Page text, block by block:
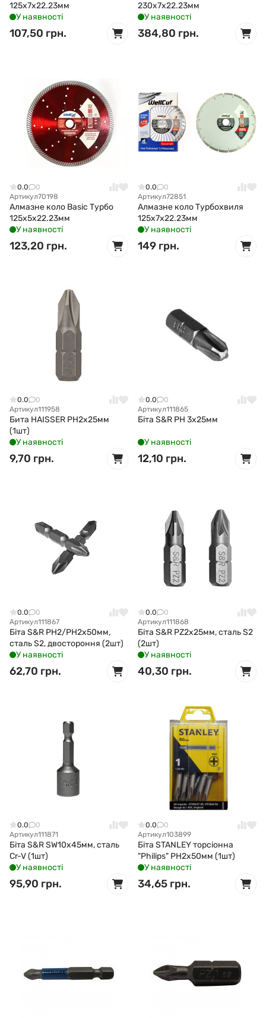
125x7x22.23мм
У наявності
107,50 грн.
230x7x22.23мм
У наявності
384,80 грн.
0.0
0
Артикул70198
Алмазне коло Basic Турбо
125x5x22.23мм
У наявності
123,20 грн.
0.0
0
Артикул72851
Алмазне коло Турбохвиля
125x7x22.23мм
У наявності
149 грн.
0.0
0
Артикул111958
Бита HAISSER РН2x25мм
(1шт)
У наявності
9,70 грн.
0.0
0
Артикул111865
Біта S&R PH 3х25мм
У наявності
12,10 грн.
0.0
0
Артикул111867
Біта S&R PH2/PH2x50мм,
сталь S2, двостороння (2шт)
У наявності
62,70 грн.
0.0
0
Артикул111868
Біта S&R PZ2x25мм, сталь S2
(2шт)
У наявності
40,30 грн.
0.0
0
Артикул111871
Біта S&R SW10x45мм, сталь
Cr-V (1шт)
У наявності
95,90 грн.
0.0
0
Артикул103899
Біта STANLEY торсіонна
"Philips" PH2х50мм (1шт)
У наявності
34,65 грн.